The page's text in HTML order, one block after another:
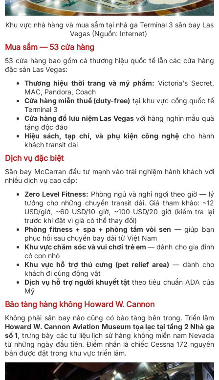
Khu vực nhà hàng và mua sắm tại nhà ga Terminal 3 sân bay Las
Vegas (Nguồn: Internet)
Mua sắm — 53 cửa hàng
53 cửa hàng bao gồm cả thương hiệu quốc tế lẫn các cửa hàng
đặc sản Las Vegas:
Thương hiệu thời trang và mỹ phẩm: Victoria's Secret,
MAC, Pandora, Coach
Cửa hàng miễn thuế (duty-free) tại khu vực cổng quốc tế
Terminal 3
Cửa hàng đồ lưu niệm Las Vegasvới hàng nghìn mẫu quà
tặng độc đáo
Hiệu sách, tạp chí, và phụ kiện công nghệcho hành
khách transit dài
Dịch vụ đặc biệt
Sân bay McCarran đầu tư mạnh vào trải nghiệm hành khách với
nhiều dịch vụ cao cấp:
Zero Level Fitness: Phòng ngủ và nghỉ ngơi theo giờ — lý
tưởng cho những chuyến transit dài. Giá tham khảo: ~12
USD/giờ, ~60 USD/10 giờ, ~100 USD/20 giờ (kiểm tra lại
trước khi đặt vì giá có thể thay đổi)
Phòng fitness + spa + phòng tắm vòi sen — giúp bạn
phục hồi sau chuyến bay dài từ Việt Nam
Khu vực chăm sóc và vui chơi trẻ em— dành cho gia đình
có con nhỏ
Khu vực hỗ trợ thú cưng (pet relief area) — dành cho
khách đi cùng động vật
Dịch vụ hỗ trợ người khuyết tật theo tiêu chuẩn ADA của
Mỹ
Bảo tàng hàng không Howard W. Cannon
Không phải sân bay nào cũng có bảo tàng bên trong. Triển lãm
Howard W. Cannon Aviation Museum tọa lạc tại tầng 2 Nhà ga
số 1, trưng bày các tư liệu lịch sử hàng không miền nam Nevada
từ những ngày đầu tiên. Điểm nhấn là chiếc Cessna 172 nguyên
bản được đặt trong khu vực triển lãm.